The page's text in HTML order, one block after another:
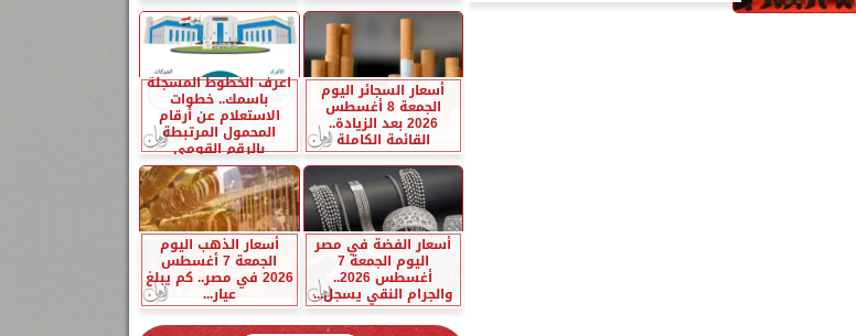
أسعار السجائر اليوم
الجمعة 8 أغسطس
2026 بعد الزيادة..
القائمة الكاملة
اعرف الخطوط المسجلة
باسمك.. خطوات
الاستعلام عن أرقام
المحمول المرتبطة
بالرقم القومي
أسعار الفضة في مصر
اليوم الجمعة 7
أغسطس 2026..
والجرام النقي يسجل...
أسعار الذهب اليوم
الجمعة 7 أغسطس
2026 في مصر.. كم يبلغ
عيار...